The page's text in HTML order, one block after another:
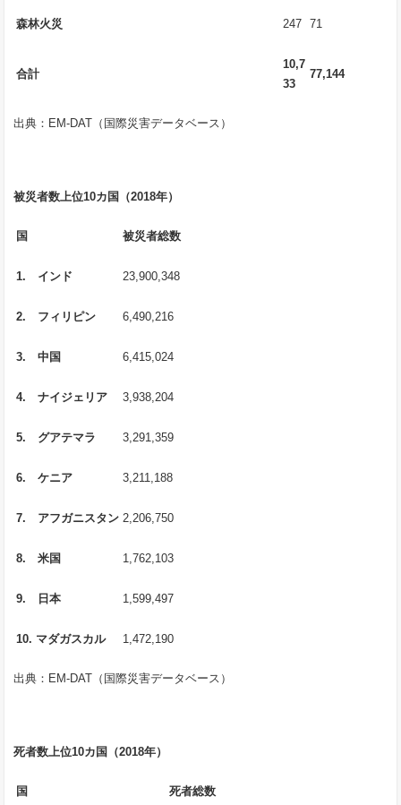
森林火災 247 71
合計
10,7
33
77,144
出典：EM-DAT（国際災害データベース）
被災者数上位10カ国（2018年）
国 被災者総数
1. インド 23,900,348
2. フィリピン 6,490,216
3. 中国 6,415,024
4. ナイジェリア 3,938,204
5. グアテマラ 3,291,359
6. ケニア 3,211,188
7. アフガニスタン 2,206,750
8. 米国 1,762,103
9. 日本 1,599,497
10. マダガスカル 1,472,190
出典：EM-DAT（国際災害データベース）
死者数上位10カ国（2018年）
国 死者総数